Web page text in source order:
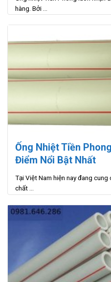
hàng. Bởi ...
Ống Nhiệt Tiền
Điểm Nổi Bật Nhất
Tại Việt Nam hiện nay đang
chất ...